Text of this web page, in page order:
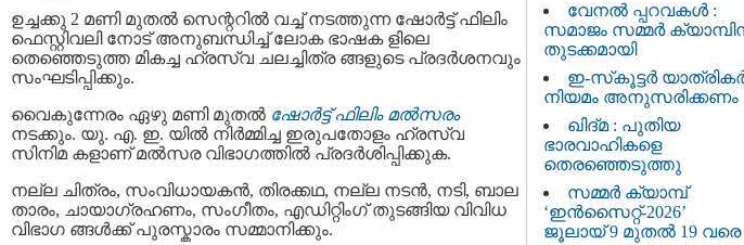
ഉച്ചക്കു 2 മണി മുതല്‍ സെന്ററില്‍ വച്ച് നടത്തുന്ന ഷോര്‍ട്ട് ഫിലിം
ഫെസ്റ്റിവലി നോട് അനുബന്ധിച്ച് ലോക ഭാഷക ളിലെ
തെഞ്ഞെടുത്ത മികച്ച ഹ്രസ്വ ചലച്ചിത്ര ങ്ങളുടെ പ്രദര്‍ശനവും
സംഘടിപ്പിക്കും.
വൈകുന്നേരം ഏഴു മണി മുതല്‍ ഷോര്‍ട്ട് ഫിലിം മല്‍സരം
നടക്കും. യു. എ. ഇ. യില്‍ നിര്‍മ്മിച്ച ഇരുപതോളം ഹ്രസ്വ
സിനിമ കളാണ് മല്‍സര വിഭാഗത്തില്‍ പ്രദര്‍ശിപ്പിക്കുക.
നല്ല ചിത്രം, സംവിധായകന്‍, തിരക്കഥ, നല്ല നടന്‍, നടി, ബാല
താരം, ചായാഗ്രഹണം, സംഗീതം, എഡിറ്റിംഗ് തുടങ്ങിയ വിവിധ
വിഭാഗ ങ്ങള്‍ക്ക് പുരസ്കാരം സമ്മാനിക്കും.
വേനൽ പ്പറവകൾ :
സമാജം സമ്മർ
തുടക്കമായി
ഇ-സ്‌കൂട്ടർ
നിയമം അനുസരിക്കണം
ഖിദ്മ : പുതിയ
ഭാരവാഹികളെ
തെരഞ്ഞെടുത്തു
സമ്മർ ക്യാമ്പ്
‘ഇൻസൈറ്റ്-2026’
ജൂലായ് 9 മുതൽ 19 വരെ